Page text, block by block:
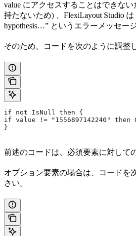
value にアクセスすることはできな
持たないため) 、FlexiLayout Studio
hypothesis…” というエラーメッセー
そのため、コードを次のように調整
if not IsNull then {
if value != "1556897142240"
}
前述のコードは、必須要素に対して
オプション要素の場合は、コードを
さい。